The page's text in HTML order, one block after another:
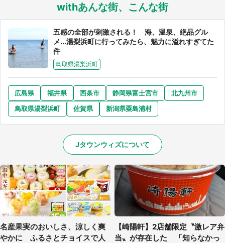
withあんな街、こんな街
五感の全部が刺激される！ 海、温泉、絶品グル
メ...湯梨浜町に行ってみたら、魅力に溢れすぎてた
件
鳥取県湯梨浜町
広島県 福井県 西条市 静岡県富士宮市
北九州市
鳥取県湯梨浜町
佐賀県 新潟県粟島浦村
Jタウンウィズについて
名産果実のおいしさ、涼しく爽
やかに ふるさとチョイスで人
【崎陽軒】2店舗限定〝激レア弁
当〟が存在した 「知らなかっ